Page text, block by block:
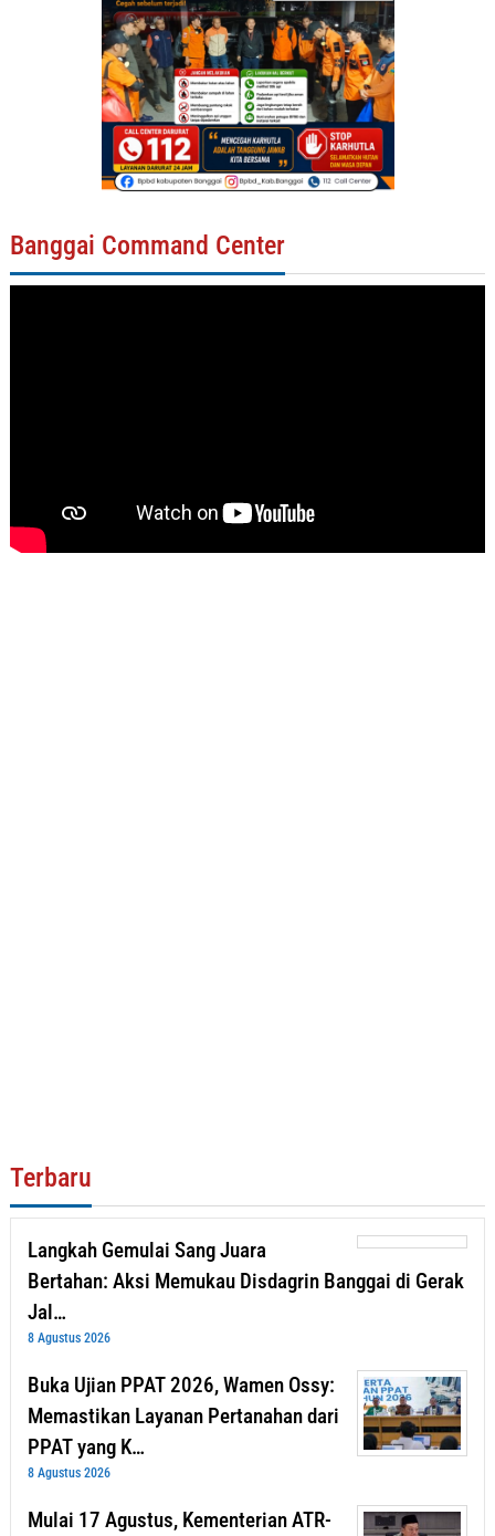
Banggai Command Center
Terbaru
Langkah Gemulai Sang Juara
Bertahan: Aksi Memukau Disdagrin Banggai di Gerak
Jal…
8 Agustus 2026
Buka Ujian PPAT 2026, Wamen Ossy:
Memastikan Layanan Pertanahan dari
PPAT yang K…
8 Agustus 2026
Mulai 17 Agustus, Kementerian ATR-